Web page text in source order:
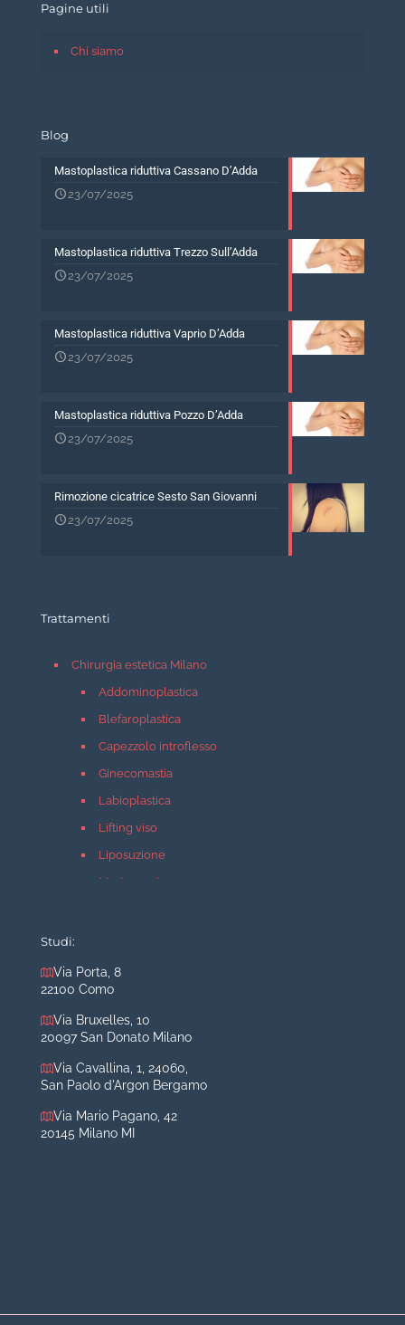
Pagine utili
Chi siamo
Blog
Mastoplastica riduttiva Cassano D’Adda
23/07/2025
Mastoplastica riduttiva Trezzo Sull’Adda
23/07/2025
Mastoplastica riduttiva Vaprio D’Adda
23/07/2025
Mastoplastica riduttiva Pozzo D’Adda
23/07/2025
Rimozione cicatrice Sesto San Giovanni
23/07/2025
Trattamenti
Chirurgia estetica Milano
Addominoplastica
Blefaroplastica
Capezzolo introflesso
Ginecomastia
Labioplastica
Lifting viso
Liposuzione
Mastopessi
Rinoplastica
Medicina estetica Milano
Acido ialuronico viso
Aumento labbra
Filler
Studi:
Via Porta, 8
22100 Como
Via Bruxelles, 10
20097 San Donato Milano
Via Cavallina, 1, 24060,
San Paolo d'Argon Bergamo
Via Mario Pagano, 42
20145 Milano MI